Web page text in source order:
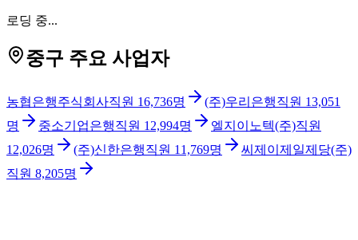
로딩 중...
중구 주요 사업자
농협은행주식회사직원 16,736명 (주)우리은행직원 13,051
명
중소기업은행직원 12,994명 엘지이노텍(주)직원
12,026명 (주)신한은행직원 11,769명
씨제이제일제당(주)
직원 8,205명